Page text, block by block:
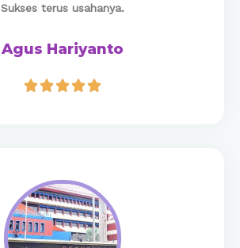
Sukses terus usahanya.
Agus Hariyanto
